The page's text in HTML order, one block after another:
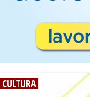
CULTURA